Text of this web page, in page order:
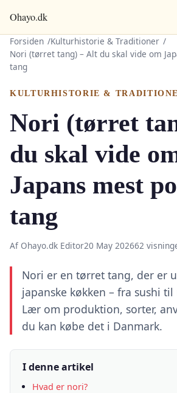
Ohayo.dk
Forsiden
Kulturhistorie & Traditioner
Nori (tørret tang) – Alt du skal vide om
tang
KULTURHISTORIE &
Nori (tørret
du skal vide
Japans mest
tang
Af Ohayo.dk Editor20 May 202662
Nori er en tørret tang, der er
japanske køkken – fra sushi
Lær om produktion, sorter,
du kan købe det i Danmark.
I denne artikel
Hvad er nori?